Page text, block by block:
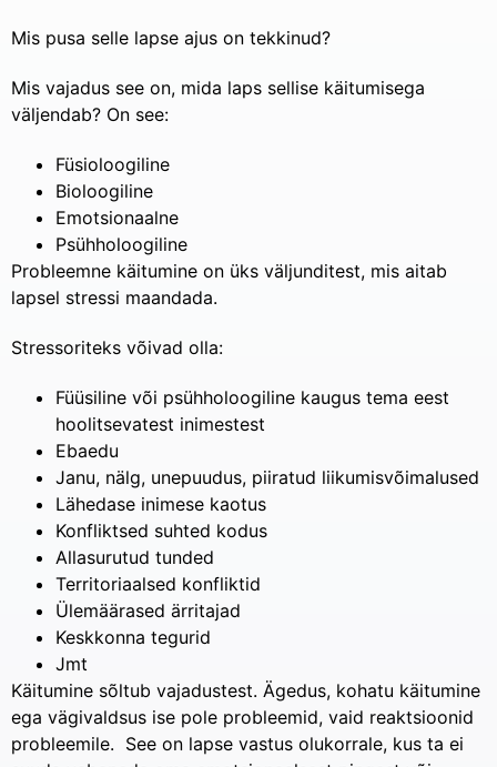
Mis pusa selle lapse ajus on tekkinud?
Mis vajadus see on, mida laps sellise käitumisega
väljendab? On see:
Füsioloogiline
Bioloogiline
Emotsionaalne
Psühholoogiline
Probleemne käitumine on üks väljunditest, mis aitab
lapsel stressi maandada.
Stressoriteks võivad olla:
Füüsiline või psühholoogiline kaugus tema eest
hoolitsevatest inimestest
Ebaedu
Janu, nälg, unepuudus, piiratud liikumisvõimalused
Lähedase inimese kaotus
Konfliktsed suhted kodus
Allasurutud tunded
Territoriaalsed konfliktid
Ülemäärased ärritajad
Keskkonna tegurid
Jmt
Käitumine sõltub vajadustest. Ägedus, kohatu käitumine
ega vägivaldsus ise pole probleemid, vaid reaktsioonid
probleemile. See on lapse vastus olukorrale, kus ta ei